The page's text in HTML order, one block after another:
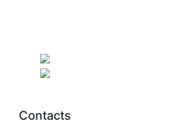
Contacts